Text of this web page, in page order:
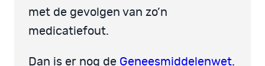
met de gevolgen van zo’n
medicatiefout.
Dan is er nog de Geneesmiddelenwet.